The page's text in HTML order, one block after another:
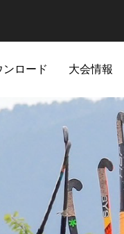
ンロード 大会情報